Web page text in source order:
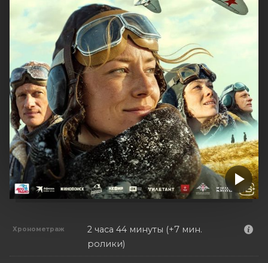
Хронометраж
2 часа 44 минуты (+7 мин.
ролики)